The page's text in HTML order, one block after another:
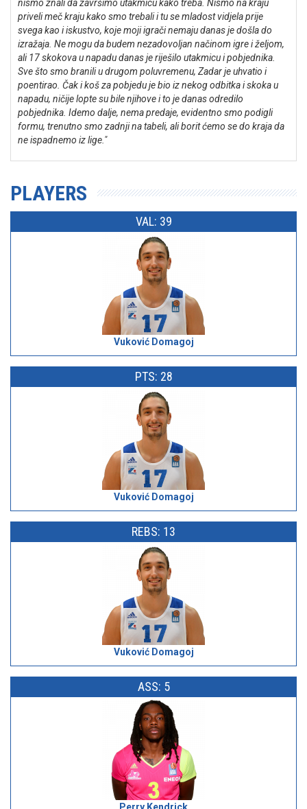
nismo znali da završimo utakmicu kako treba. Nismo na kraju
priveli meč kraju kako smo trebali i tu se mladost vidjela prije
svega kao i iskustvo, koje moji igrači nemaju danas je došla do
izražaja. Ne mogu da budem nezadovoljan načinom igre i željom,
ali 17 skokova u napadu danas je riješilo utakmicu i pobjednika.
Sve što smo branili u drugom poluvremenu, Zadar je uhvatio i
poentirao. Čak i koš za pobjedu je bio iz nekog odbitka i skoka u
napadu, ničije lopte su bile njihove i to je danas odredilo
pobjednika. Idemo dalje, nema predaje, evidentno smo podigli
formu, trenutno smo zadnji na tabeli, ali borit ćemo se do kraja da
ne ispadnemo iz lige."
PLAYERS
VAL: 39
Vuković Domagoj
PTS: 28
Vuković Domagoj
REBS: 13
Vuković Domagoj
ASS: 5